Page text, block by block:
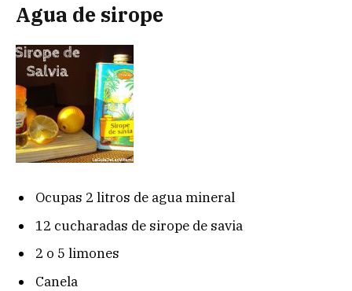
Agua de sirope
Ocupas 2 litros de agua mineral
12 cucharadas de sirope de savia
2 o 5 limones
Canela